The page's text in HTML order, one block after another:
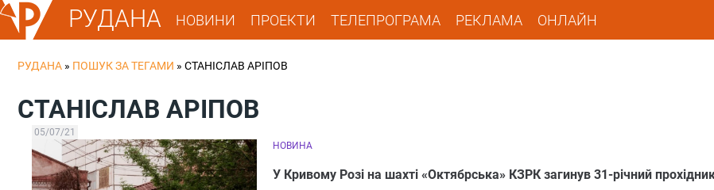
РУДАНА НОВИНИ ПРОЕКТИ ТЕЛЕПРОГРАМА РЕКЛАМА ОНЛАЙН
РУДАНА » ПОШУК ЗА ТЕГАМИ » СТАНІСЛАВ АРІПОВ
СТАНІСЛАВ АРІПОВ
05/07/21
НОВИНА
У Кривому Розі на шахті «Октябрська» КЗРК загинув 31-річний